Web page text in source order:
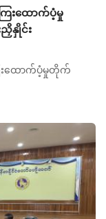
ေးထောက်ပံ့မှု
နှိုင်း
ေးထောက်ပံ့မှုတိုက်